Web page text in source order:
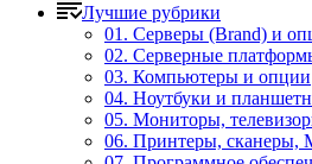
Лучшие рубрики
01. Серверы (Brand) и
02. Серверные
03. Компьютеры и опции
04. Ноутбуки и
05. Мониторы,
06. Принтеры,